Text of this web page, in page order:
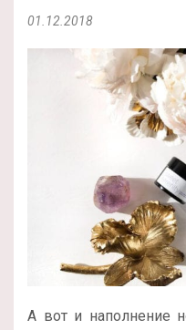
01.12.2018
А вот и наполнение